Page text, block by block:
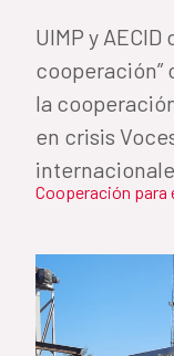
UIMP y
cooperación”
la
en crisis
Cooperación para